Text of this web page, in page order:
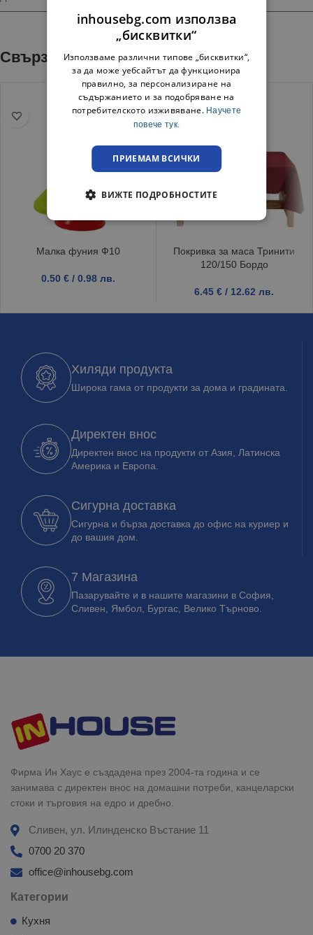
Свързани продукти
Малка фуния Ф10
0.50 € / 0.98 лв.
Покривка за маса Тринити
120/150 Бордо
6.45 € / 12.62 лв.
Хиляди продукта
Широка гама от продукти за дома и градината.
Директен внос
Директен внос на продукти от Азия, Латинска
Америка и Европа.
Сигурна доставка
Сигурна и бърза доставка до офис на куриер и
до вашия дом.
7 Магазина
Пазарувайте и в нашите магазини в София,
Сливен, Ямбол, Бургас, Велико Търново.
Фирма Ин Хаус е създадена през 2004-та година и се
занимава с директен внос на домашни потреби, канцеларски
стоки и търговия на едро и дребно.
Сливен, ул. Илинденско Въстание 11
0700 20 370
office@inhousebg.com
Категории
Кухня
inhousebg.com използва
„бисквитки“
Използваме различни типове „бисквитки“,
за да може уебсайтът да функционира
правилно, за персонализиране на
съдържанието и за подобряване на
потребителското изживяване. Научете
повече тук.
ПРИЕМАМ ВСИЧКИ
ВИЖТЕ ПОДРОБНОСТИТЕ